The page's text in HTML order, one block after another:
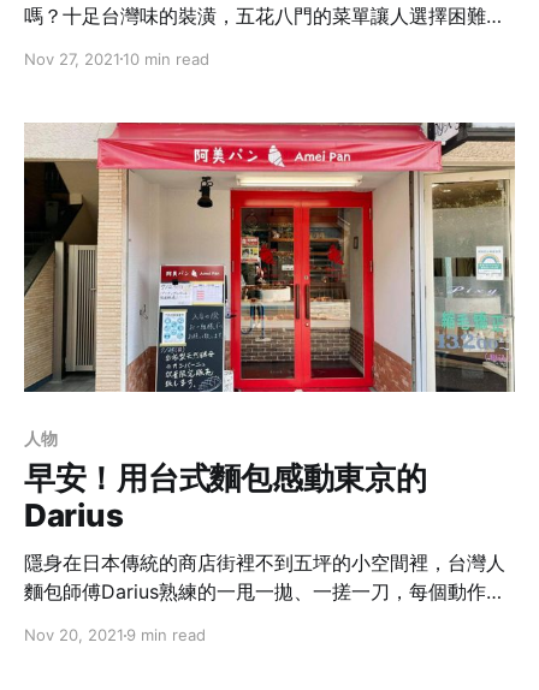
嗎？十足台灣味的裝潢，五花八門的菜單讓人選擇困難發
上呈現的就是懷念已久的家鄉味，一邊吃一邊讚不絕口。
訝這樣一家隱身在二樓的小店鋪原來有這麼強大的力量......
Nov 27, 2021 10 min read
人物
早安！用台式麵包感動東京的
Darius
隱身在日本傳統的商店街裡不到五坪的小空間裡，台灣人
麵包師傅Darius熟練的一甩一拋、一搓一刀，每個動作精
統日式商店街，也征服東京厝邊鄰居的味蕾。是什麼樣的
Nov 20, 2021 9 min read